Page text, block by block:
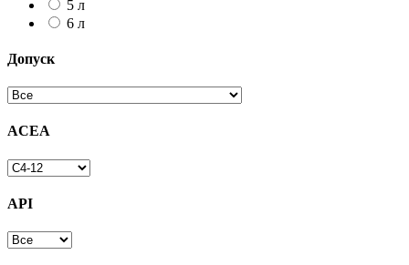
5 л
6 л
Допуск
ACEA
API